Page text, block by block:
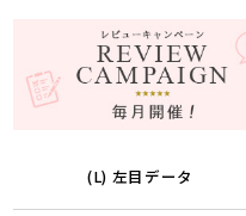
(L) 左目データ